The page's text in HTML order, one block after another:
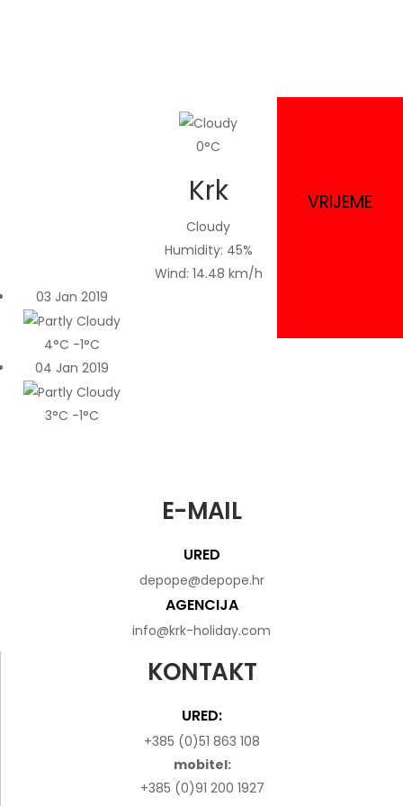
VRIJEME
0°C
Krk
Cloudy
Humidity: 45%
Wind: 14.48 km/h
03 Jan 2019
4°C -1°C
04 Jan 2019
3°C -1°C
E-MAIL
URED
depope@depope.hr
AGENCIJA
info@krk-holiday.com
KONTAKT
URED:
+385 (0)51 863 108
mobitel:
+385 (0)91 200 1927